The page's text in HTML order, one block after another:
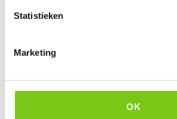
Statistieken
Marketing
OK